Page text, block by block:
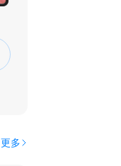
更多